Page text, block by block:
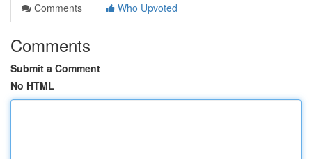
Comments
Who Upvoted
Comments
Submit a Comment
No HTML